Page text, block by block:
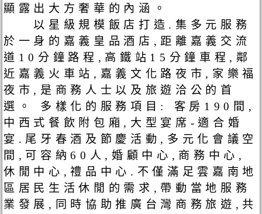
顯露出大方奢華的內涵。
以星級規模飯店打造.集多元服務
於一身的嘉義皇品酒店,距離嘉義交流
道10分鐘路程,高鐵站15分鐘車程,鄰
近嘉義火車站,嘉義文化路夜市,家樂福
夜市,是商務人士以及旅遊洽公的首
選。 多樣化的服務項目: 客房190間,
中西式餐飲附包廂,大型宴席-適合婚
宴.尾牙春酒及節慶活動,多元化會議空
間,可容納60人,婚顧中心,商務中心,
休閒中心,禮品中心.不僅滿足雲嘉南地
區居民生活休閒的需求,帶動當地服務
業發展,同時協助推廣台灣商務旅遊,共